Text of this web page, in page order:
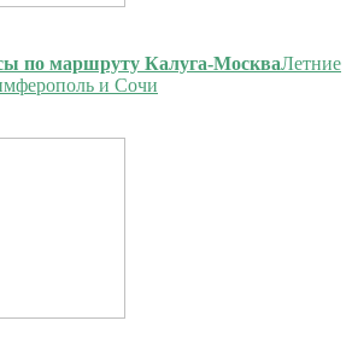
по маршруту Калуга-МоскваЛетние
и Сочи